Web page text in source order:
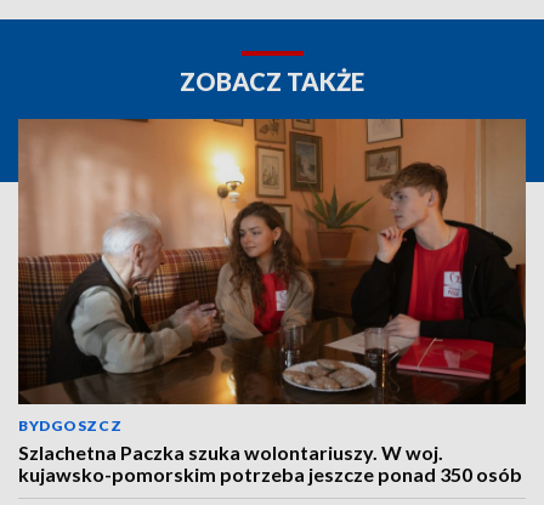
ZOBACZ TAKŻE
BYDGOSZCZ
Szlachetna Paczka szuka wolontariuszy. W woj.
kujawsko-pomorskim potrzeba jeszcze ponad 350 osób